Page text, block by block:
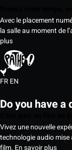
Avec le placement
la salle au moment de
plus
FREN
Do you have a
Vivez une nouvelle
technologie audio
film. En savoir plus